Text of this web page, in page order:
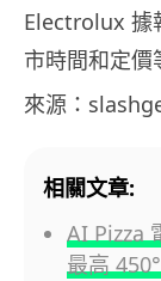
Electrolux 據
市時間和定價
來源：
相關文章:
AI Pizza
最高